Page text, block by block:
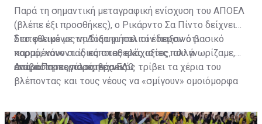
Παρά τη σημαντική μεταγραφική ενίσχυση του ΑΠΟΕΛ
(βλέπε έξι προσθήκες), ο Ρικάρντο Σα Πίντο δείχνει
διατεθειμένος να διατηρήσει τον περσινό βασικό
κορμό, κάνοντας κάποιες ελάχιστες, αλλά
απαραίτητες παρεμβάσεις.
Στο φιλικό με τη Δόξα οι παλιοί έδειξαν ότι
παραμένουν οι ίδιες σταθερές αξίες που γνωρίζαμε,
ενώ ο Πορτογάλος τεχνικός τρίβει τα χέρια του
βλέποντας και τους νέους να «σμίγουν» ομοιόμορφα
Διαβάστε περισσότεραΕΔΩ.